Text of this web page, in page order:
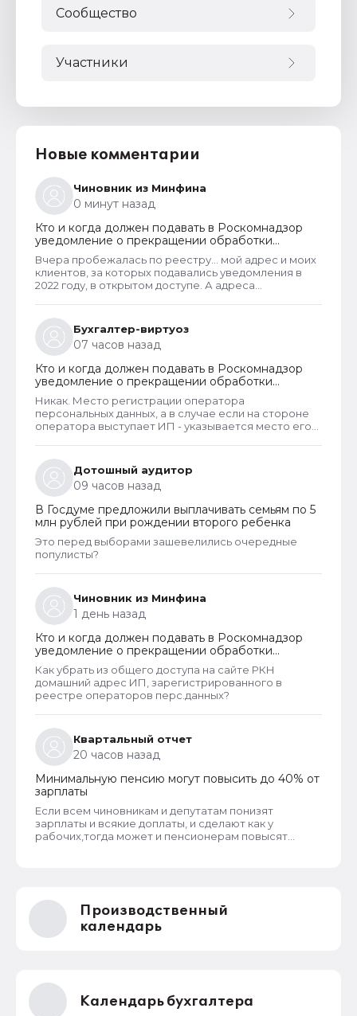
Сообщество
Участники
Новые комментарии
Чиновник из Минфина
0 минут назад
Кто и когда должен подавать в Роскомнадзор
уведомление о прекращении обработки
персональных данных
Вчера пробежалась по реестру... мой адрес и моих
клиентов, за которых подавались уведомления в
2022 году, в открытом доступе. А адреса
проверила только знакомых ИП и заметила такую
закономерность. Или это просто совпадение
такое?
Бухгалтер-виртуоз
07 часов назад
Кто и когда должен подавать в Роскомнадзор
уведомление о прекращении обработки
персональных данных
Никак. Место регистрации оператора
персональных данных, а в случае если на стороне
оператора выступает ИП - указывается место его
информация подлежит обязательному
размещению в реестре наряду со всеми прочими
сведениями. Делается это для того, чтобы у
субъектов ПД имелась возможность в случае
нарушения их прав обратиться непосредственно к
оператору для устранения нарушений.
Дотошный аудитор
09 часов назад
В Госдуме предложили выплачивать семьям по 5
млн рублей при рождении второго ребенка
Это перед выборами зашевелились очередные
популисты?
Чиновник из Минфина
1 день назад
Кто и когда должен подавать в Роскомнадзор
уведомление о прекращении обработки
персональных данных
Как убрать из общего доступа на сайте РКН
домашний адрес ИП, зарегистрированного в
реестре операторов перс.данных?
Квартальный отчет
20 часов назад
Минимальную пенсию могут повысить до 40% от
зарплаты
Если всем чиновникам и депутатам понизят
зарплаты и всякие доплаты, и сделают как у
рабочих,тогда может и пенсионерам повысят
Производственный
календарь
Календарь бухгалтера